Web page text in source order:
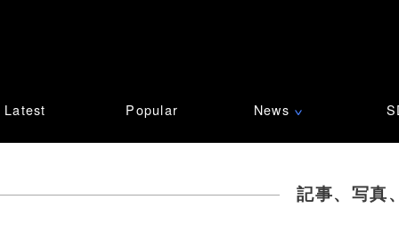
Latest Popular News ∨
記事、写真